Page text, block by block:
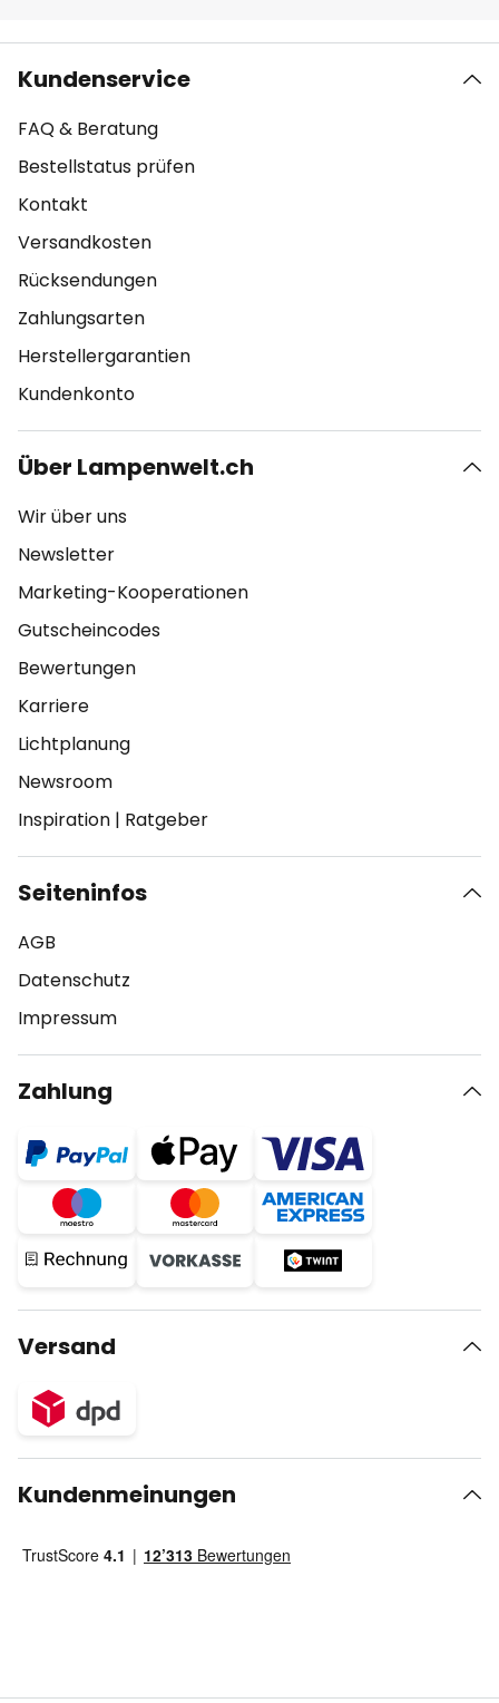
Kundenservice
FAQ & Beratung
Bestellstatus prüfen
Kontakt
Versandkosten
Rücksendungen
Zahlungsarten
Herstellergarantien
Kundenkonto
Über Lampenwelt.ch
Wir über uns
Newsletter
Marketing-Kooperationen
Gutscheincodes
Bewertungen
Karriere
Lichtplanung
Newsroom
Inspiration | Ratgeber
Seiteninfos
AGB
Datenschutz
Impressum
Zahlung
Versand
Kundenmeinungen